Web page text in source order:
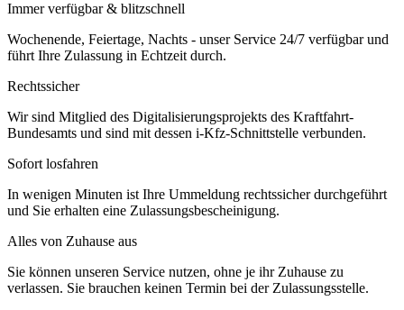
Immer verfügbar & blitzschnell
Wochenende, Feiertage, Nachts - unser Service 24/7 verfügbar und
führt Ihre Zulassung in Echtzeit durch.
Rechtssicher
Wir sind Mitglied des Digitalisierungsprojekts des Kraftfahrt-
Bundesamts und sind mit dessen i-Kfz-Schnittstelle verbunden.
Sofort losfahren
In wenigen Minuten ist Ihre Ummeldung rechtssicher durchgeführt
und Sie erhalten eine Zulassungsbescheinigung.
Alles von Zuhause aus
Sie können unseren Service nutzen, ohne je ihr Zuhause zu
verlassen. Sie brauchen keinen Termin bei der Zulassungsstelle.